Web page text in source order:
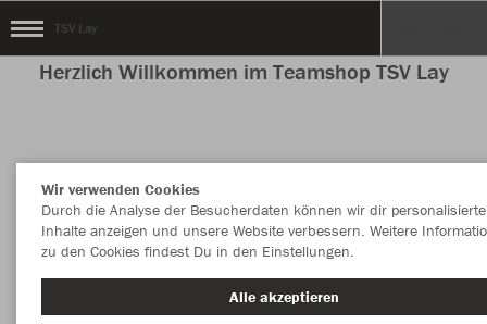
TSV Lay
Herzlich Willkommen im Teamshop TSV Lay
Wir verwenden Cookies
Durch die Analyse der Besucherdaten können wir dir personalisierte
Inhalte anzeigen und unsere Website verbessern. Weitere
zu den Cookies findest Du in den Einstellungen.
Alle akzeptieren